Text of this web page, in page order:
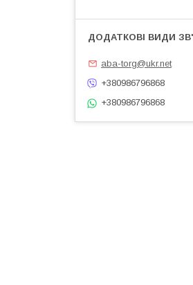
aba-torg@ukr.net
+380986796868
+380986796868